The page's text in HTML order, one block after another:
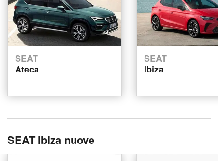
SEAT
Ateca
SEAT
Ibiza
SEAT Ibiza nuove